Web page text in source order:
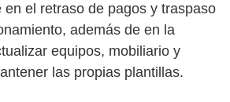
en el retraso de pagos y traspaso
además de en la
equipos, mobiliario y
las propias plantillas.